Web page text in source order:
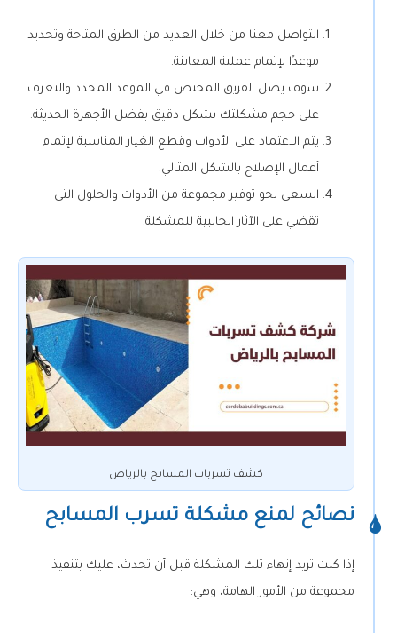
التواصل معنا من خلال العديد من الطرق المتاحة وتحديد
موعدًا لإتمام عملية المعاينة.
سوف يصل الفريق المختص في الموعد المحدد والتعرف
على حجم مشكلتك بشكل دقيق بفضل الأجهزة الحديثة.
يتم الاعتماد على الأدوات وقطع الغيار المناسبة لإتمام
أعمال الإصلاح بالشكل المثالي.
السعي نحو توفير مجموعة من الأدوات والحلول التي
تقضي على الآثار الجانبية للمشكلة.
كشف تسربات المسابح بالرياض
نصائح لمنع مشكلة تسرب المسابح
إذا كنت تريد إنهاء تلك المشكلة قبل أن تحدث، عليك بتنفيذ
مجموعة من الأمور الهامة، وهي: